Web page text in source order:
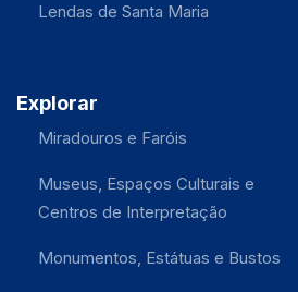
Lendas de Santa Maria
Explorar
Miradouros e Faróis
Museus, Espaços Culturais e
Centros de Interpretação
Monumentos, Estátuas e Bustos